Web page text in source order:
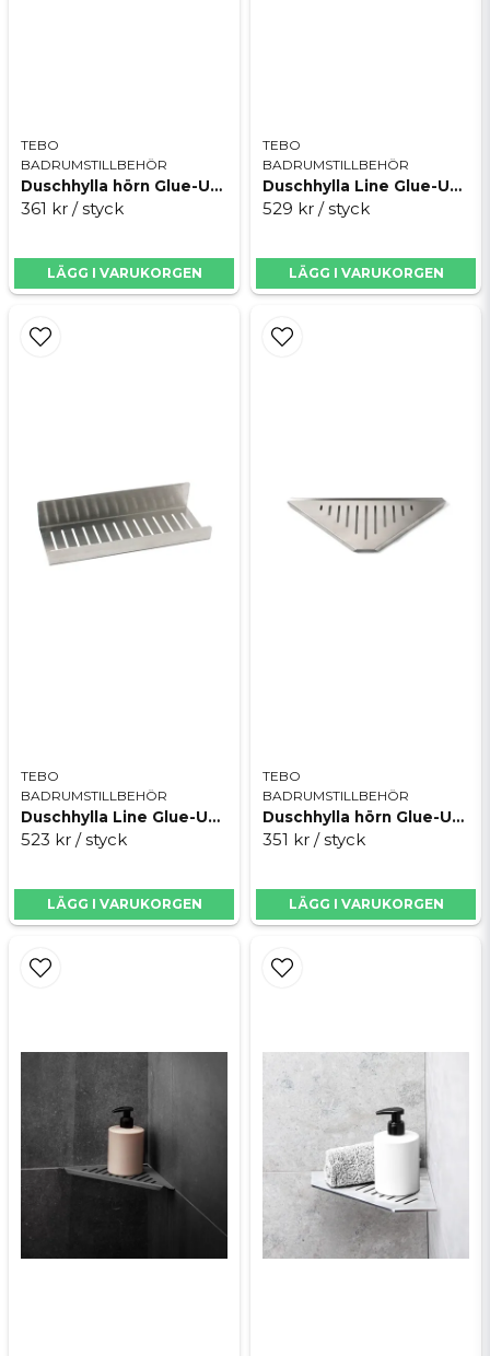
TEBO
BADRUMSTILLBEHÖR
Duschhylla hörn Glue-Up Matt Svart
361 kr / styck
LÄGG I VARUKORGEN
TEBO
BADRUMSTILLBEHÖR
Duschhylla Line Glue-Up Matt Svart
529 kr / styck
LÄGG I VARUKORGEN
TEBO
BADRUMSTILLBEHÖR
Duschhylla Line Glue-Up Borstad
523 kr / styck
LÄGG I VARUKORGEN
TEBO
BADRUMSTILLBEHÖR
Duschhylla hörn Glue-Up Borstad
351 kr / styck
LÄGG I VARUKORGEN